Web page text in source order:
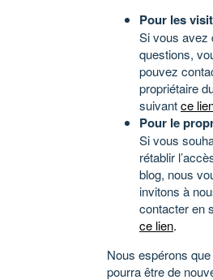
Pour les
Si vous avez
questions,
pouvez
propriétaire
suivantce
Pour le
Si vous
rétablir
blog, nous
invitons à
contacter en
ce lien.
Nous espérons
pourra être de